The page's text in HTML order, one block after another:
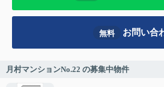
無料 お問い合
月村マンションNo.22 の募集中物件